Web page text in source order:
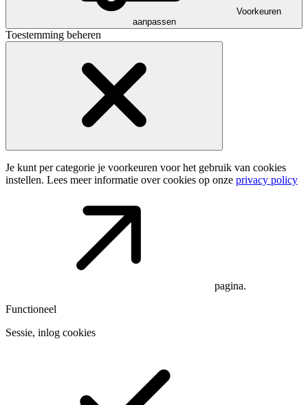
Voorkeuren
aanpassen
Toestemming beheren
Je kunt per categorie je voorkeuren voor het gebruik van cookies
instellen. Lees meer informatie over cookies op onze privacy policy
pagina.
Functioneel
Sessie, inlog cookies